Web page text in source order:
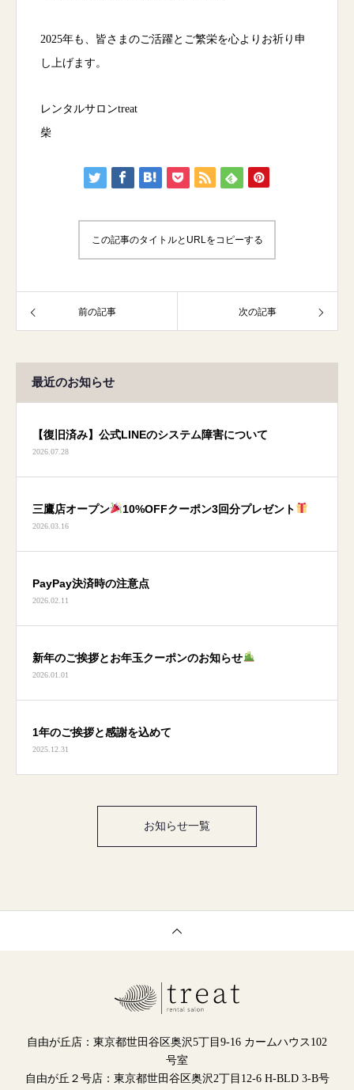
2025年も、皆さまのご活躍とご繁栄を心よりお祈り申
し上げます。
レンタルサロンtreat
柴
この記事のタイトルとURLをコピーする
前の記事 次の記事
最近のお知らせ
【復旧済み】公式LINEのシステム障害について
2026.07.28
三鷹店オープン 10%OFFクーポン3回分プレゼント
2026.03.16
PayPay決済時の注意点
2026.02.11
新年のご挨拶とお年玉クーポンのお知らせ
2026.01.01
1年のご挨拶と感謝を込めて
2025.12.31
お知らせ一覧
自由が丘店：東京都世田谷区奥沢5丁目9-16 カームハウス102
号室
自由が丘２号店：東京都世田谷区奥沢2丁目12-6 H-BLD 3-B号